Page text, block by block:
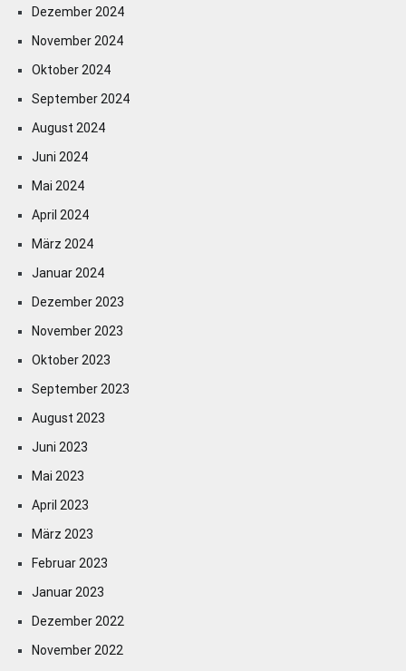
Dezember 2024
November 2024
Oktober 2024
September 2024
August 2024
Juni 2024
Mai 2024
April 2024
März 2024
Januar 2024
Dezember 2023
November 2023
Oktober 2023
September 2023
August 2023
Juni 2023
Mai 2023
April 2023
März 2023
Februar 2023
Januar 2023
Dezember 2022
November 2022